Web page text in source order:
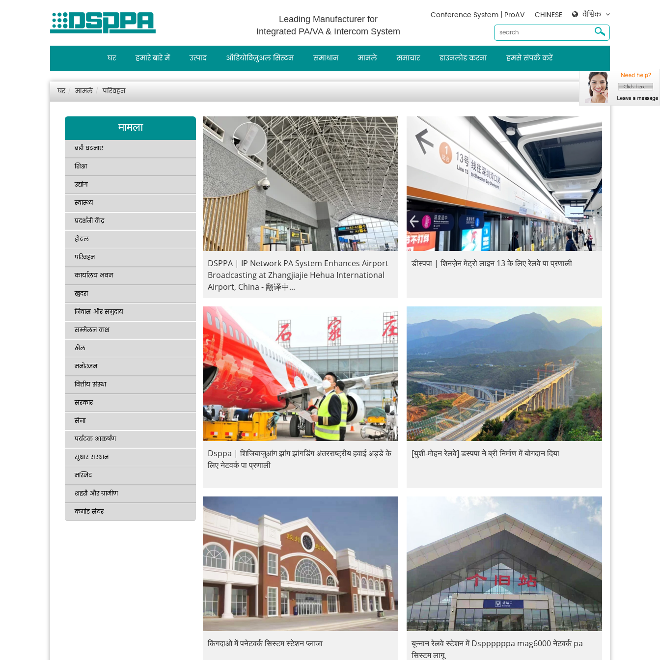
Leading Manufacturer for
Integrated PA/VA & Intercom System
वैश्विक
CHINESE
Conference System | ProAV
घर हमारे बारे में उत्पाद ऑडियोविज़ुअल सिस्टम समाधान मामले समाचार डाउनलोड करना हमसे संपर्क करें
घर मामले परिवहन
मामला
बड़ी घटनाएं
शिक्षा
उद्योग
स्वास्थ्य
प्रदर्शनी केंद्र
होटल
परिवहन
कार्यालय भवन
खुदरा
निवास और समुदाय
सम्मेलन कक्ष
खेल
मनोरंजन
वित्तीय संस्था
सरकार
सेना
पर्यटक आकर्षण
सुधार संस्थान
मस्जिद
शहरी और ग्रामीण
कमांड सेंटर
DSPPA | IP Network PA System Enhances Airport
Broadcasting at Zhangjiajie Hehua International
Airport, China - 翻译中...
डीस्पपा | शिनज़ेन मेट्रो लाइन 13 के लिए रेलवे पा प्रणाली
Dsppa | शिजियाजुआंग झांग झांगडिंग अंतरराष्ट्रीय हवाई अड्डे के
लिए नेटवर्क पा प्रणाली
[युशी-मोहन रेलवे] डस्पपा ने ब्री निर्माण में योगदान दिया
किंगदाओ में पनेटवर्क सिस्टम स्टेशन प्लाजा
यून्नान रेलवे स्टेशन में Dsppppppa mag6000 नेटवर्क pa
सिस्टम लागू